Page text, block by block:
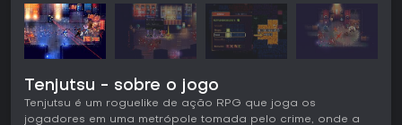
Tenjutsu - sobre o jogo
Tenjutsu é um roguelike de ação RPG que joga os
jogadores em uma metrópole tomada pelo crime, onde a